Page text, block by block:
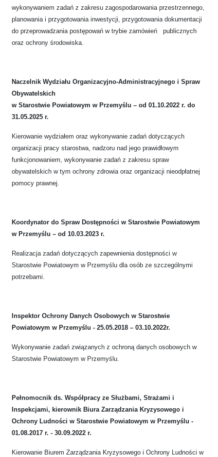
wykonywaniem zadań z zakresu zagospodarowania przestrzennego,
planowania i przygotowania inwestycji, przygotowania dokumentacji
do przeprowadzania postępowań w trybie zamówień publicznych
oraz ochrony środowiska.
Naczelnik Wydziału Organizacyjno-Administracyjnego i Spraw
Obywatelskich
w Starostwie Powiatowym w Przemyślu – od 01.10.2022 r. do
31.05.2025 r.
Kierowanie wydziałem oraz wykonywanie zadań dotyczących
organizacji pracy starostwa, nadzoru nad jego prawidłowym
funkcjonowaniem, wykonywanie zadań z zakresu spraw
obywatelskich w tym ochrony zdrowia oraz organizacji nieodpłatnej
pomocy prawnej.
Koordynator do Spraw Dostępności w Starostwie Powiatowym
w Przemyślu – od 10.03.2023 r.
Realizacja zadań dotyczących zapewnienia dostępności w
Starostwie Powiatowym w Przemyślu dla osób ze szczególnymi
potrzebami.
Inspektor Ochrony Danych Osobowych w Starostwie
Powiatowym w Przemyślu - 25.05.2018 – 03.10.2022r.
Wykonywanie zadań związanych z ochroną danych osobowych w
Starostwie Powiatowym w Przemyślu.
Pełnomocnik ds. Współpracy ze Służbami, Strażami i
Inspekcjami, kierownik Biura Zarządzania Kryzysowego i
Ochrony Ludności w Starostwie Powiatowym w Przemyślu -
01.08.2017 r. - 30.09.2022 r.
Kierowanie Biurem Zarządzania Kryzysowego i Ochrony Ludności w